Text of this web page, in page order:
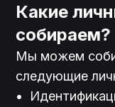
Какие
собираем?
Мы можем
следующие
•	Идентификационные данные: имя,